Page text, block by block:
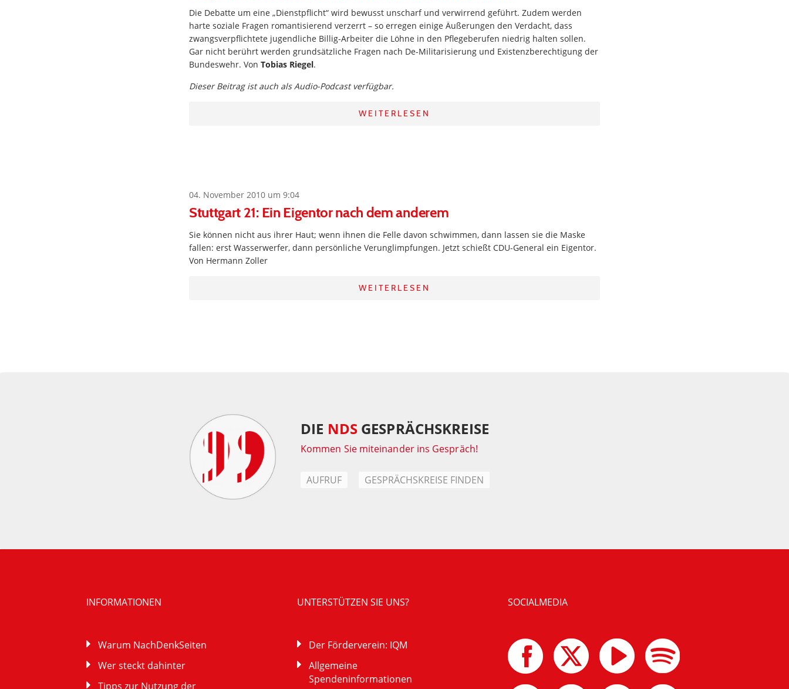
Die Debatte um eine „Dienstpflicht“ wird bewusst unscharf und verwirrend geführt. Zudem werden
harte soziale Fragen romantisierend verzerrt – so erregen einige Äußerungen den Verdacht, dass
zwangsverpflichtete jugendliche Billig-Arbeiter die Löhne in den Pflegeberufen niedrig halten sollen.
Gar nicht berührt werden grundsätzliche Fragen nach De-Militarisierung und Existenzberechtigung der
Bundeswehr. Von Tobias Riegel.
Dieser Beitrag ist auch als Audio-Podcast verfügbar.
WEITERLESEN
04. November 2010 um 9:04
Stuttgart 21: Ein Eigentor nach dem anderem
Sie können nicht aus ihrer Haut; wenn ihnen die Felle davon schwimmen, dann lassen sie die Maske
fallen: erst Wasserwerfer, dann persönliche Verunglimpfungen. Jetzt schießt CDU-General ein Eigentor.
Von Hermann Zoller
WEITERLESEN
DIE NDSGESPRÄCHSKREISE
Kommen Sie miteinander ins Gespräch!
AUFRUF GESPRÄCHSKREISE FINDEN
INFORMATIONEN
Warum NachDenkSeiten
Wer steckt dahinter
Tipps zur Nutzung der
UNTERSTÜTZEN SIE UNS?
Der Förderverein: IQM
Allgemeine
Spendeninformationen
SOCIALMEDIA